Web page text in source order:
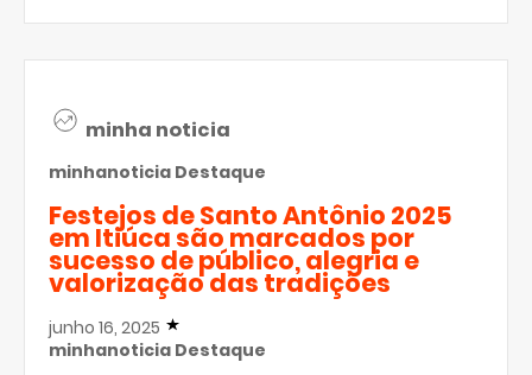
minha noticia
minhanoticia Destaque
Festejos de Santo Antônio 2025
em Itiúca são marcados por
sucesso de público, alegria e
valorização das tradições
junho 16, 2025
minhanoticia Destaque